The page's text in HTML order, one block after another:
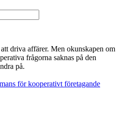
driva affärer. Men okunskapen om
frågorna saknas på den
på.
för kooperativt företagande